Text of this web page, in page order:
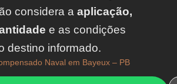
considera a aplicação,
e as condições
destino informado.
Naval em Bayeux – PB